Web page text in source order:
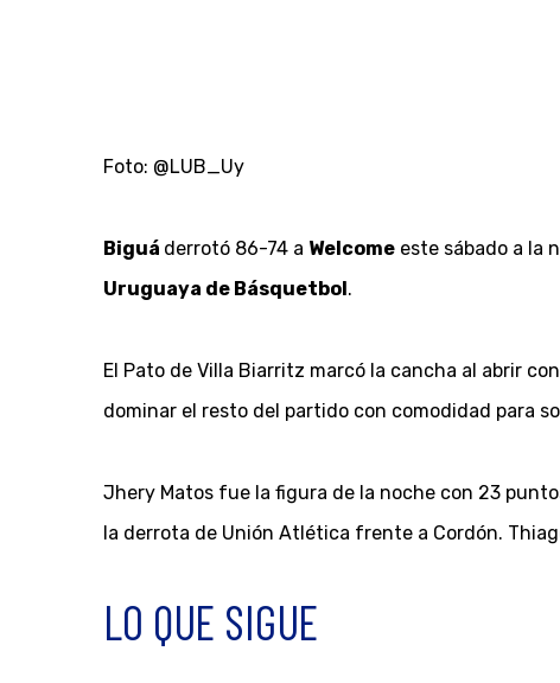
Foto: @LUB_Uy
Biguá derrotó 86-74 a Welcome este sábado a la
Uruguaya de Básquetbol.
El Pato de Villa Biarritz marcó la cancha al abrir
dominar el resto del partido con comodidad para
Jhery Matos fue la figura de la noche con 23
la derrota de Unión Atlética frente a Cordón.
LO QUE SIGUE